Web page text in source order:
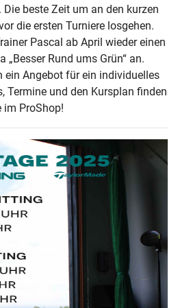
beste Zeit um an den kurzen
die ersten Turniere losgehen.
Pascal ab April wieder einen
„Besser Rund ums Grün“ an.
Angebot für ein individuelles
Termine und den Kursplan finden
im ProShop!